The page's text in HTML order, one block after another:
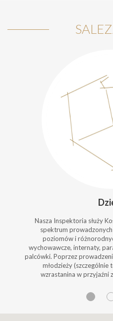
Nasza Inspektoria służy
spektrum prowadzonych
poziomów i
wychowawcze, internaty,
palcówki. Poprzez
młodzieży (szczególnie
wzrastanina w przyjaźni